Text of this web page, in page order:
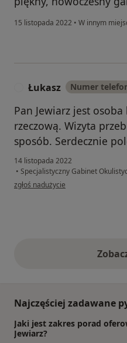
15 listopada 2022 • W innym
Łukasz Numer
Pan Jewiarz jest
rzeczową. Wizyta
sposób. Serdecznie
14 listopada 2022
• Specjalistyczny Gabinet
w opinii użytkownika Łukasz
zgłoś nadużycie
Najczęściej zadawane
Jaki jest zakres porad
Jewiarz?